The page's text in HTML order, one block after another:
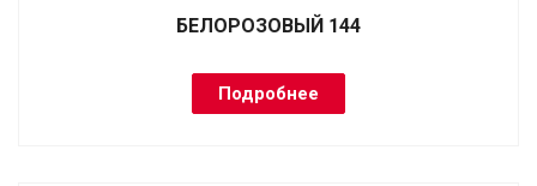
БЕЛОРОЗОВЫЙ 144
Подробнее